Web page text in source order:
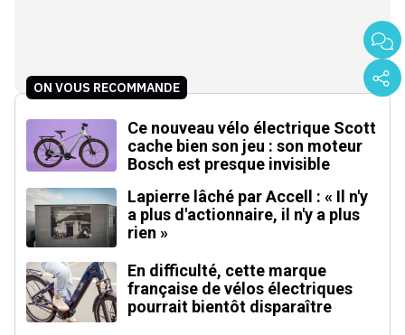
ON VOUS RECOMMANDE
Ce nouveau vélo électrique Scott
cache bien son jeu : son moteur
Bosch est presque invisible
Lapierre lâché par Accell : « Il n'y
a plus d'actionnaire, il n'y a plus
rien »
En difficulté, cette marque
française de vélos électriques
pourrait bientôt disparaître